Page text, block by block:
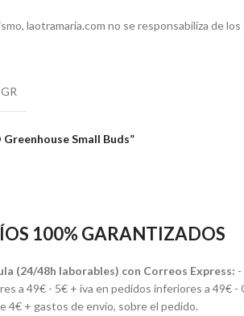
laotramaria.com no se responsabiliza de
Small Buds”
100% GARANTIZADOS
(24/48h laborables) con Correos Express:
a 49€ - 5€ + iva en pedidos inferiores a 49€
4€ + gastos de envío, sobre el pedido.